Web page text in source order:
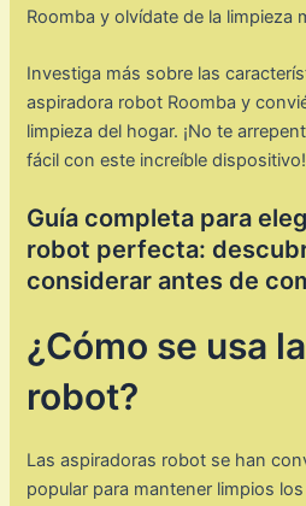
Roomba y olvídate de la limpieza
Investiga más sobre las
aspiradora robot Roomba y
limpieza del hogar. ¡No te
fácil con este increíble dispositivo!
Guía completa para
robot perfecta:
considerar antes de
¿Cómo se usa
robot?
Las aspiradoras robot se han
popular para mantener limpios